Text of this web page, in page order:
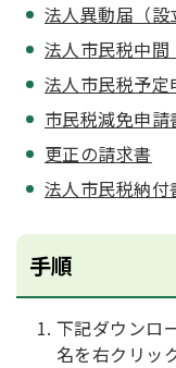
法人異動届（設
法人市民税中間
法人市民税予定
市民税減免申請
更正の請求書
法人市民税納付
手順
下記ダウンロ
名を右クリッ